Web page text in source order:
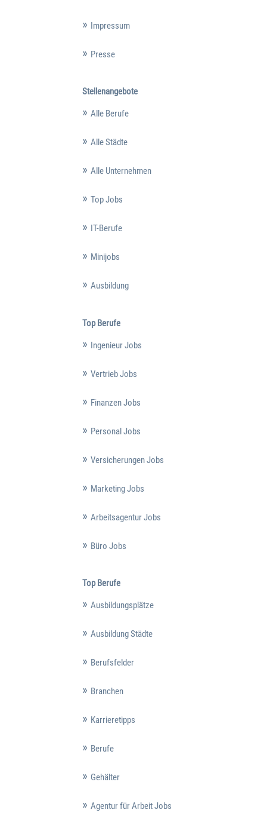
Impressum
Presse
Stellenangebote
Alle Berufe
Alle Städte
Alle Unternehmen
Top Jobs
IT-Berufe
Minijobs
Ausbildung
Top Berufe
Ingenieur Jobs
Vertrieb Jobs
Finanzen Jobs
Personal Jobs
Versicherungen Jobs
Marketing Jobs
Arbeitsagentur Jobs
Büro Jobs
Top Berufe
Ausbildungsplätze
Ausbildung Städte
Berufsfelder
Branchen
Karrieretipps
Berufe
Gehälter
Agentur für Arbeit Jobs